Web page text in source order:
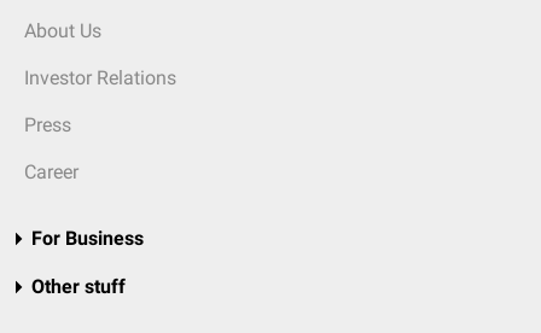
About Us
Investor Relations
Press
Career
For Business
Other stuff